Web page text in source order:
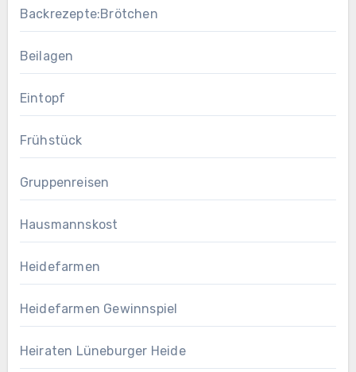
Backrezepte:Brötchen
Beilagen
Eintopf
Frühstück
Gruppenreisen
Hausmannskost
Heidefarmen
Heidefarmen Gewinnspiel
Heiraten Lüneburger Heide